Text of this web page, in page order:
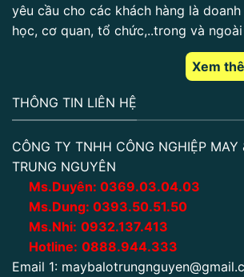
yêu cầu cho các khách hàng là
học, cơ quan, tổ chức,..trong và
Xem
THÔNG TIN LIÊN HỆ
CÔNG TY TNHH CÔNG NGHIỆP MAY
TRUNG NGUYÊN
Ms.Duyên: 0369.03.04.03
Ms.Dung: 0393.50.51.50
Ms.Nhi: 0932.137.413
Hotline: 0888.944.333
Email 1: